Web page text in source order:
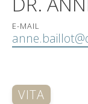
E-MAIL
VITA